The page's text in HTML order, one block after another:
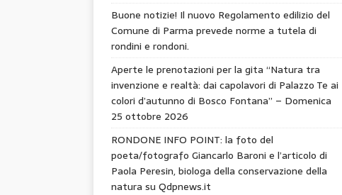
Buone notizie! Il nuovo Regolamento edilizio del
Comune di Parma prevede norme a tutela di
rondini e rondoni.
Aperte le prenotazioni per la gita “Natura tra
invenzione e realtà: dai capolavori di Palazzo Te ai
colori d’autunno di Bosco Fontana” – Domenica
25 ottobre 2026
RONDONE INFO POINT: la foto del
poeta/fotografo Giancarlo Baroni e l’articolo di
Paola Peresin, biologa della conservazione della
natura su Qdpnews.it